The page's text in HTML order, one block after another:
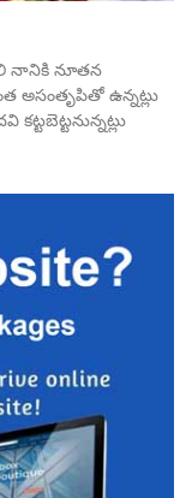
నానికి నూతన
అసంతృపితో ఉన్నట్లు